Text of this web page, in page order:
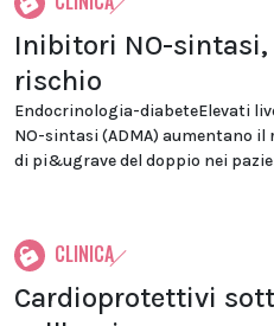
Inibitori NO-
rischio
Endocrinologia-diabeteElevati
NO-sintasi (ADMA) aumentano
di pi&ugrave del doppio nei
CLINICA
Cardioprotettivi